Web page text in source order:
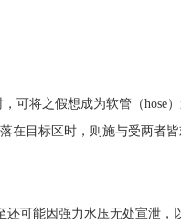
可将之假想成为软管（hose
在目标区时，则施与受两者
可能因强力水压无处宣泄